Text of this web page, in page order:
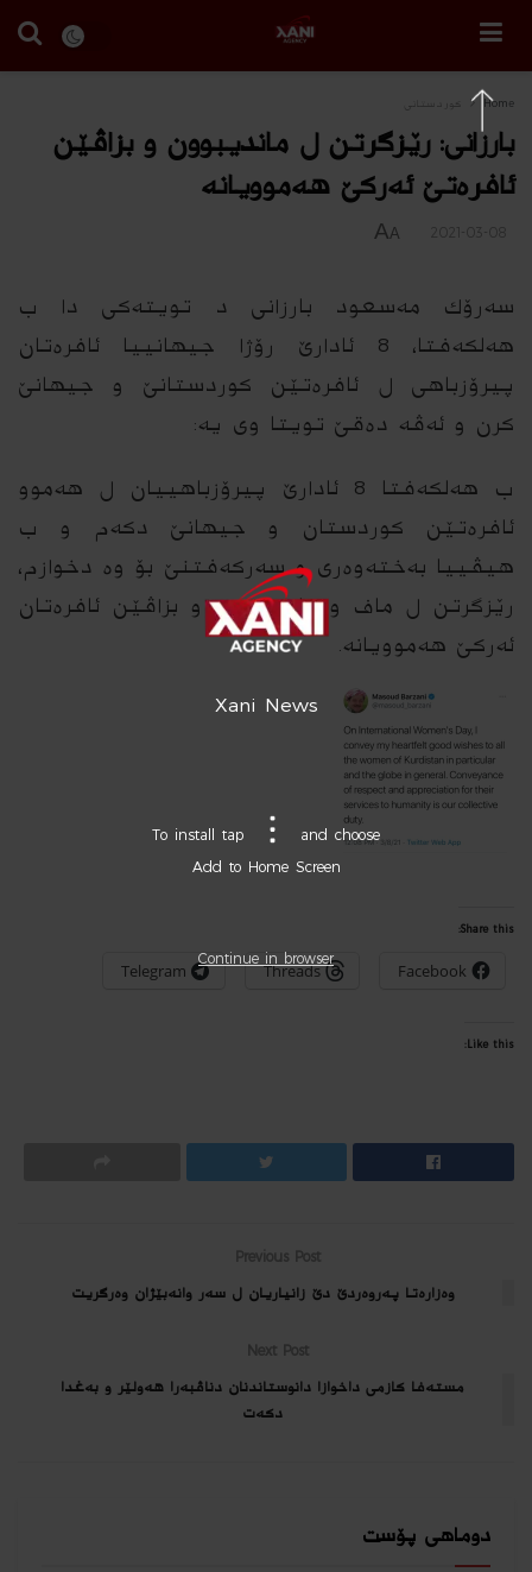
Home كوردستانى
بارزانی: رێزگرتن ل ماندیبوون و بزاڤێن
ئافره‌تێ ئه‌ركێ هه‌موویانه‌
A
A
سه‌رۆك مه‌سعود بارزانی د تویته‌كی دا ب
هه‌لكه‌فتا، 8 ئادارێ رۆژا جیهانییا ئافره‌تان
پیرۆزباهی ل ئافره‌تێن كوردستانێ و جیهانێ
كرن و ئه‌ڤه‌ ده‌قێ تویتا وی یه‌:
ب هه‌لكه‌فتا 8 ئادارێ پیرۆزباهییان ل هه‌موو
ئافره‌تێن كوردستان و جیهانێ دكه‌م و ب
هیڤییا به‌خته‌وه‌ری و سه‌ركه‌فتنێ بۆ وه‌ دخوازم،
رێزگرتن ل ماف و ماندیبوون و بزاڤێن ئافره‌تان
ئه‌ركێ هه‌موویانه‌.
Share this:
Facebook
Threads
Telegram
Like this:
Previous Post
وەزارەتا پەروەردێ دێ زانیاریان ل سەر وانەبێژان وەرگریت
Next Post
مسته‌فا كازمى داخوازا دانوستاندنان دناڤبه‌را هه‌ولێر و به‌غدا
دكه‌ت
دوماهی پۆست
Xani News
To install tap
and choose
Add to Home Screen
Continue in browser